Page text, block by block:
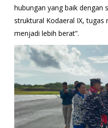
hubungan yang baik dengan
struktural Kodaeral IX, tugas
menjadi lebih berat”.